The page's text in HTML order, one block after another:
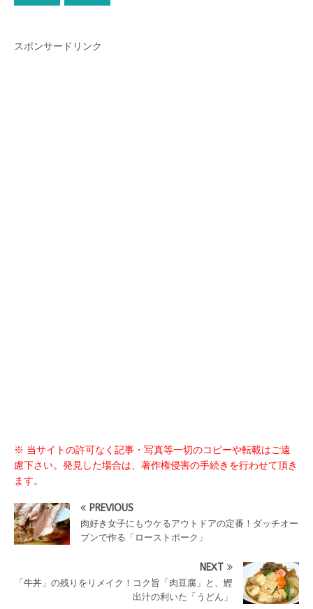
スポンサードリンク
※ 当サイトの許可なく記事・写真等一切のコピーや転載はご遠
慮下さい。発見した場合は、著作権侵害の手続きを行わせて頂き
ます。
PREVIOUS
肉好き女子にもウケるアウトドアの定番！ダッチオー
ブンで作る「ローストポーク」
NEXT
「牛丼」の残りをリメイク！コク旨「肉豆腐」と、鰹
出汁の利いた「うどん」